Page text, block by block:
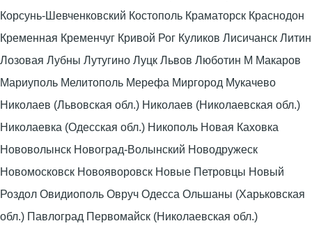
Корсунь-Шевченковский Костополь Краматорск Краснодон
Кременная Кременчуг Кривой Рог Куликов Лисичанск Литин
Лозовая Лубны Лутугино Луцк Львов Люботин М Макаров
Мариуполь Мелитополь Мерефа Миргород Мукачево
Николаев (Львовская обл.) Николаев (Николаевская обл.)
Николаевка (Одесская обл.) Никополь Новая Каховка
Нововолынск Новоград-Волынский Новодружеск
Новомосковск Новояворовск Новые Петровцы Новый
Роздол Овидиополь Овруч Одесса Ольшаны (Харьковская
обл.) Павлоград Первомайск (Николаевская обл.)